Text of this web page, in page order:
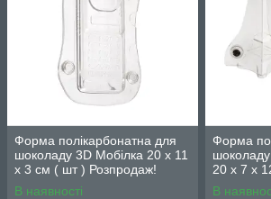
Форма полікарбонатна для
шоколаду 3D Мобілка 20 х 11
х 3 см ( шт ) Розпродаж!
В наявності
Форма
20 х 7 х
В